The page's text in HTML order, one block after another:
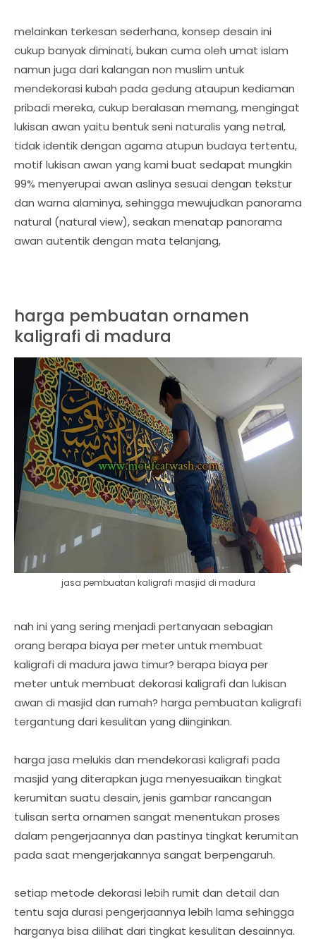
melainkan terkesan sederhana, konsep desain ini
cukup banyak diminati, bukan cuma oleh umat islam
namun juga dari kalangan non muslim untuk
mendekorasi kubah pada gedung ataupun kediaman
pribadi mereka, cukup beralasan memang, mengingat
lukisan awan yaitu bentuk seni naturalis yang netral,
tidak identik dengan agama atupun budaya tertentu,
motif lukisan awan yang kami buat sedapat mungkin
99% menyerupai awan aslinya sesuai dengan tekstur
dan warna alaminya, sehingga mewujudkan panorama
natural (natural view), seakan menatap panorama
awan autentik dengan mata telanjang,
harga pembuatan ornamen
kaligrafi di madura
jasa pembuatan kaligrafi masjid di madura
nah ini yang sering menjadi pertanyaan sebagian
orang berapa biaya per meter untuk membuat
kaligrafi di madura jawa timur? berapa biaya per
meter untuk membuat dekorasi kaligrafi dan lukisan
awan di masjid dan rumah? harga pembuatan kaligrafi
tergantung dari kesulitan yang diinginkan.
harga jasa melukis dan mendekorasi kaligrafi pada
masjid yang diterapkan juga menyesuaikan tingkat
kerumitan suatu desain, jenis gambar rancangan
tulisan serta ornamen sangat menentukan proses
dalam pengerjaannya dan pastinya tingkat kerumitan
pada saat mengerjakannya sangat berpengaruh.
setiap metode dekorasi lebih rumit dan detail dan
tentu saja durasi pengerjaannya lebih lama sehingga
harganya bisa dilihat dari tingkat kesulitan desainnya.